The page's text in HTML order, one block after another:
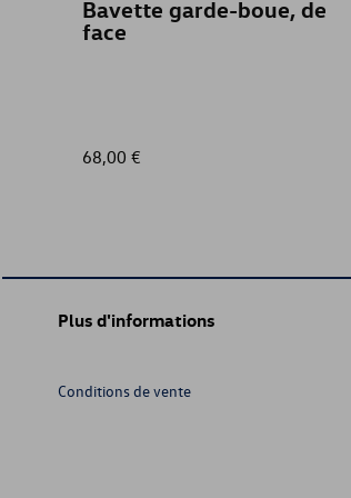
Bavette garde-boue, de
face
68,00 €
Plus d'informations
Conditions de vente